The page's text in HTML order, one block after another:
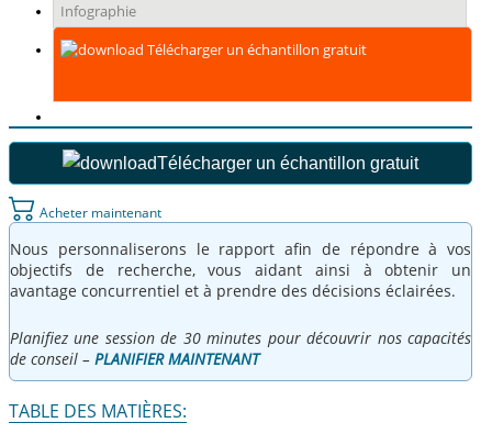
Infographie
Télécharger un échantillon gratuit
Télécharger un échantillon gratuit
Acheter maintenant
Nous personnaliserons le rapport afin de répondre à vos
objectifs de recherche, vous aidant ainsi à obtenir un
avantage concurrentiel et à prendre des décisions éclairées.
Planifiez une session de 30 minutes pour découvrir nos capacités
de conseil – PLANIFIER MAINTENANT
TABLE DES MATIÈRES: